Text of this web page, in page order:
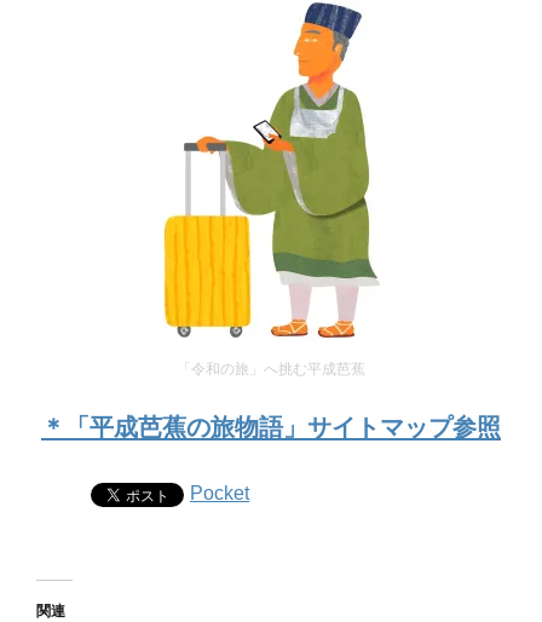
「令和の旅」へ挑む平成芭蕉
＊「平成芭蕉の旅物語」サイトマップ参照
Pocket
関連